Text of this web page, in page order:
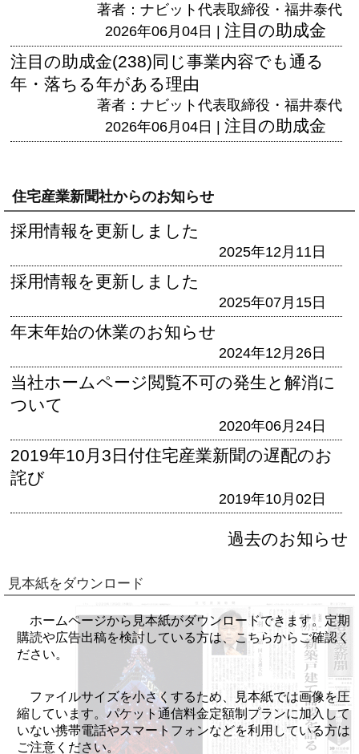
著者：ナビット代表取締役・福井泰代
2026年06月04日 | 注目の助成金
注目の助成金(238)同じ事業内容でも通る
年・落ちる年がある理由
著者：ナビット代表取締役・福井泰代
2026年06月04日 | 注目の助成金
住宅産業新聞社からのお知らせ
採用情報を更新しました
2025年12月11日
採用情報を更新しました
2025年07月15日
年末年始の休業のお知らせ
2024年12月26日
当社ホームページ閲覧不可の発生と解消に
ついて
2020年06月24日
2019年10月3日付住宅産業新聞の遅配のお
詫び
2019年10月02日
過去のお知らせ
見本紙をダウンロード
ホームページから見本紙がダウンロードできます。定期
購読や広告出稿を検討している方は、こちらからご確認く
ださい。
ファイルサイズを小さくするため、見本紙では画像を圧
縮しています。パケット通信料金定額制プランに加入して
いない携帯電話やスマートフォンなどを利用している方は
ご注意ください。